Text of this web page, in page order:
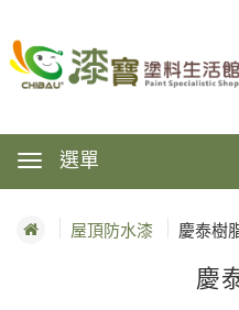
選單
屋頂防水漆 慶泰樹
慶